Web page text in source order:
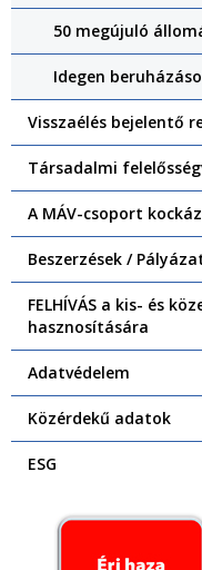
50 megújuló
Idegen
Visszaélés bejelentő
Társadalmi
A MÁV-csoport
Beszerzések /
FELHÍVÁS a kis- és
hasznosítására
Adatvédelem
Közérdekű adatok
ESG